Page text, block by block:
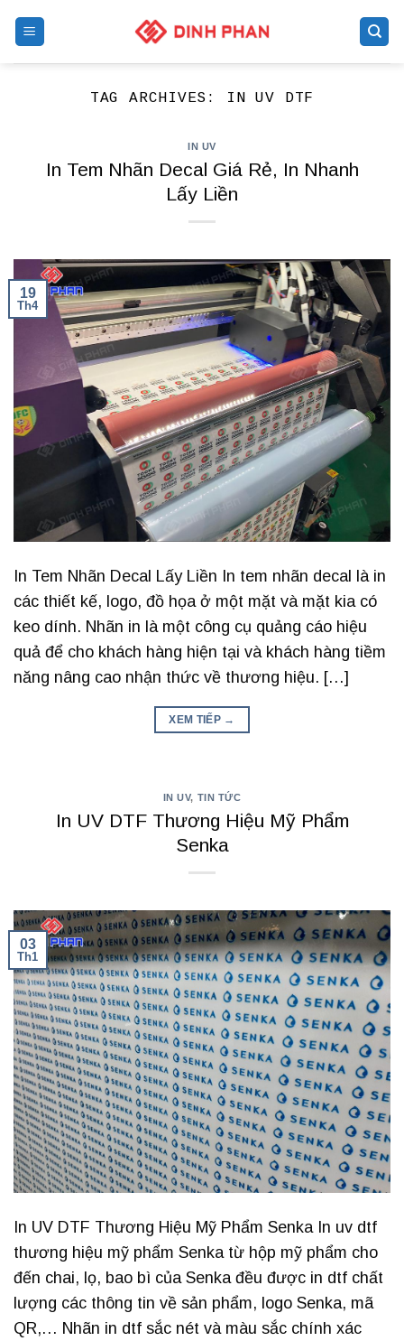
TAG ARCHIVES: IN UV DTF
IN UV
In Tem Nhãn Decal Giá Rẻ, In Nhanh
Lấy Liền
19
Th4
In Tem Nhãn Decal Lấy Liền In tem nhãn decal là in
các thiết kế, logo, đồ họa ở một mặt và mặt kia có
keo dính. Nhãn in là một công cụ quảng cáo hiệu
quả để cho khách hàng hiện tại và khách hàng tiềm
năng nâng cao nhận thức về thương hiệu. […]
XEM TIẾP →
IN UV, TIN TỨC
In UV DTF Thương Hiệu Mỹ Phẩm
Senka
03
Th1
In UV DTF Thương Hiệu Mỹ Phẩm Senka In uv dtf
thương hiệu mỹ phẩm Senka từ hộp mỹ phẩm cho
đến chai, lọ, bao bì của Senka đều được in dtf chất
lượng các thông tin về sản phẩm, logo Senka, mã
QR,… Nhãn in dtf sắc nét và màu sắc chính xác